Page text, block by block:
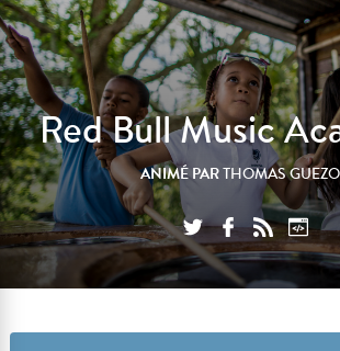
Red Bull Music
ANIMÉ PARTHOMAS